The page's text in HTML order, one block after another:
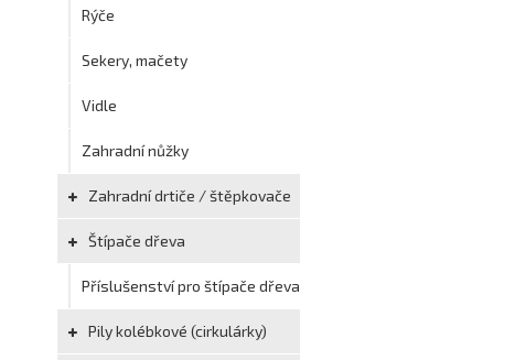
Rýče
Sekery, mačety
Vidle
Zahradní nůžky
Zahradní drtiče / štěpkovače
Štípače dřeva
Příslušenství pro štípače dřeva
Pily kolébkové (cirkulárky)